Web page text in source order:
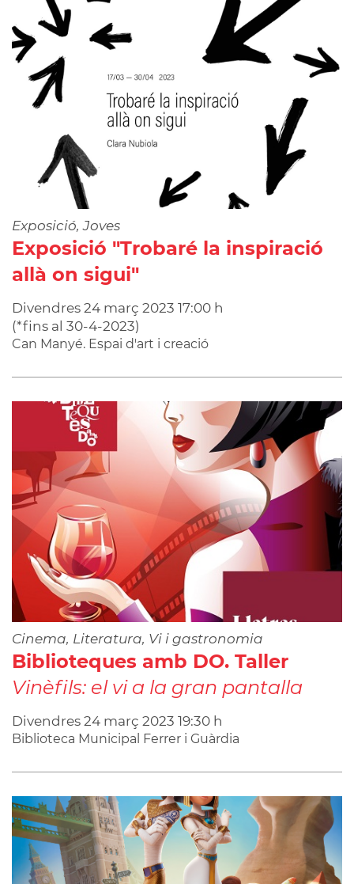
Exposició, Joves
Exposició "Trobaré la inspiració
allà on sigui"
Divendres 24 març 2023 17:00 h
(*fins al 30-4-2023)
Can Manyé. Espai d'art i creació
Cinema, Literatura, Vi i gastronomia
Biblioteques amb DO. Taller
Vinèfils: el vi a la gran pantalla
Divendres 24 març 2023 19:30 h
Biblioteca Municipal Ferrer i Guàrdia